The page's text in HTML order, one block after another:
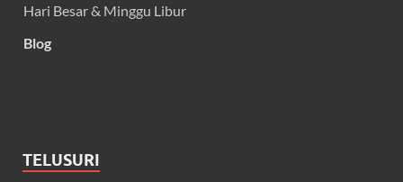
Hari Besar & Minggu Libur
Blog
TELUSURI